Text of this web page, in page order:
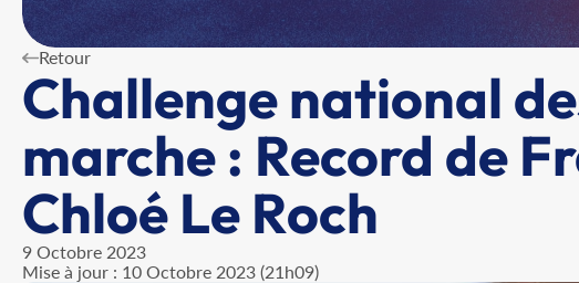
Retour
Challenge national
marche : Record de
Chloé Le Roch
9 Octobre 2023
Mise à jour : 10 Octobre 2023 (21h09)